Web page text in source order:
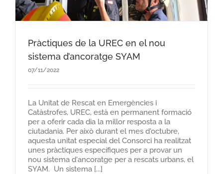
Pràctiques de la UREC en el nou
sistema d’ancoratge SYAM
07/11/2022
La Unitat de Rescat en Emergències i
Catàstrofes, UREC, està en permanent formació
per a oferir cada dia la millor resposta a la
ciutadania. Per això durant el mes d'octubre,
aquesta unitat especial del Consorci ha realitzat
unes pràctiques específiques per a provar un
nou sistema d'ancoratge per a rescats urbans, el
SYAM. Un sistema [...]